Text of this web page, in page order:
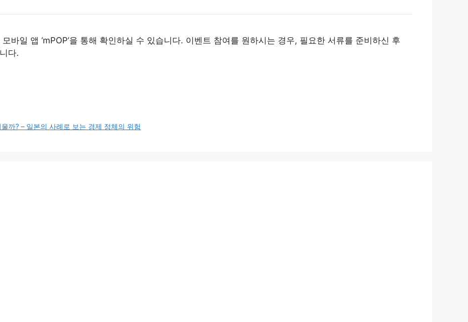
바일 앱 ‘mPOP’을 통해 확인하실 수 있습니다. 이벤트 참여를 원하시는 경우, 필요한 서류를 준비하신 후
다.
까? – 일본의 사례로 보는 경제 정체의 위험